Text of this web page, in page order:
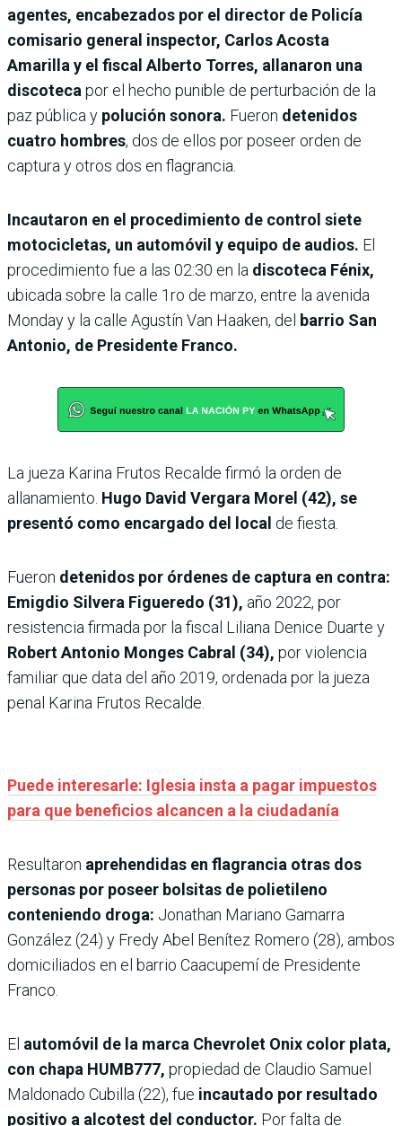
agentes, encabezados por el director de Policía
comisario general inspector, Carlos Acosta
Amarilla y el fiscal Alberto Torres, allanaron una
discoteca por el hecho punible de perturbación de la
paz pública y polución sonora. Fueron detenidos
cuatro hombres, dos de ellos por poseer orden de
captura y otros dos en flagrancia.
Incautaron en el procedimiento de control siete
motocicletas, un automóvil y equipo de audios. El
procedimiento fue a las 02:30 en la discoteca Fénix,
ubicada sobre la calle 1ro de marzo, entre la avenida
Monday y la calle Agustín Van Haaken, del barrio San
Antonio, de Presidente Franco.
La jueza Karina Frutos Recalde firmó la orden de
allanamiento. Hugo David Vergara Morel (42), se
presentó como encargado del local de fiesta.
Fueron detenidos por órdenes de captura en contra:
Emigdio Silvera Figueredo (31), año 2022, por
resistencia firmada por la fiscal Liliana Denice Duarte y
Robert Antonio Monges Cabral (34), por violencia
familiar que data del año 2019, ordenada por la jueza
penal Karina Frutos Recalde.
Puede interesarle: Iglesia insta a pagar impuestos
para que beneficios alcancen a la ciudadanía
Resultaron aprehendidas en flagrancia otras dos
personas por poseer bolsitas de polietileno
conteniendo droga: Jonathan Mariano Gamarra
González (24) y Fredy Abel Benítez Romero (28), ambos
domiciliados en el barrio Caacupemí de Presidente
Franco.
El automóvil de la marca Chevrolet Onix color plata,
con chapa HUMB777, propiedad de Claudio Samuel
Maldonado Cubilla (22), fue incautado por resultado
positivo a alcotest del conductor. Por falta de